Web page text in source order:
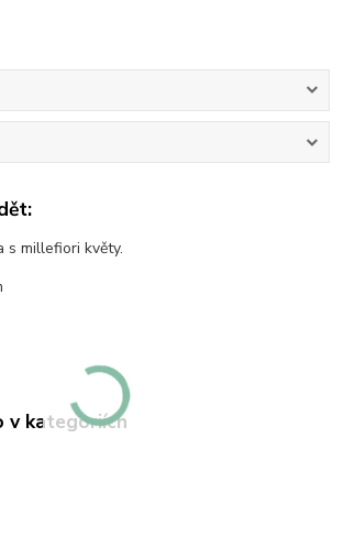
s millefiori květy.
v kategoriích